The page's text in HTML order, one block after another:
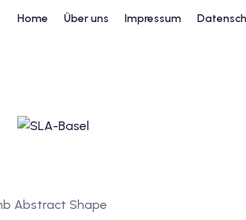
Home Über uns Impressum